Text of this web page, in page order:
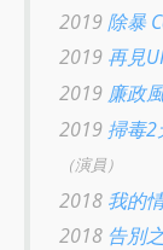
2019 除暴
2019 再見
2019 廉政
2019 掃毒2
（演員）
2018 我的
2018 告別